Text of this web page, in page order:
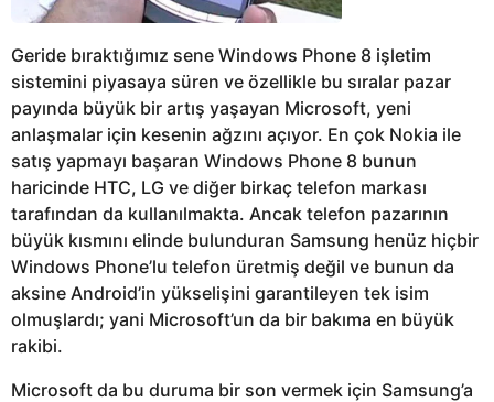
Geride bıraktığımız sene Windows Phone 8 işletim
sistemini piyasaya süren ve özellikle bu sıralar pazar
payında büyük bir artış yaşayan Microsoft, yeni
anlaşmalar için kesenin ağzını açıyor. En çok Nokia ile
satış yapmayı başaran Windows Phone 8 bunun
haricinde HTC, LG ve diğer birkaç telefon markası
tarafından da kullanılmakta. Ancak telefon pazarının
büyük kısmını elinde bulunduran Samsung henüz hiçbir
Windows Phone’lu telefon üretmiş değil ve bunun da
aksine Android’in yükselişini garantileyen tek isim
olmuşlardı; yani Microsoft’un da bir bakıma en büyük
rakibi.
Microsoft da bu duruma bir son vermek için Samsung’a